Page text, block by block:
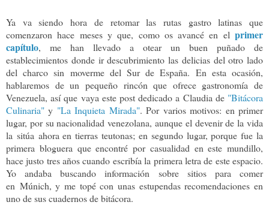
Ya va siendo hora de retomar las rutas gastro latinas que
comenzaron hace meses y que, como os avancé en el primer
capítulo, me han llevado a otear un buen puñado de
establecimientos donde ir descubrimiento las delicias del otro lado
del charco sin moverme del Sur de España. En esta ocasión,
hablaremos de un pequeño rincón que ofrece gastronomía de
Venezuela, así que vaya este post dedicado a Claudia de "Bitácora
Culinaria" y "La Inquieta Mirada". Por varios motivos: en primer
lugar, por su nacionalidad venezolana, aunque el devenir de la vida
la sitúa ahora en tierras teutonas; en segundo lugar, porque fue la
primera bloguera que encontré por casualidad en este mundillo,
hace justo tres años cuando escribía la primera letra de este espacio.
Yo andaba buscando información sobre sitios para comer
en Múnich, y me topé con unas estupendas recomendaciones en
uno de sus cuadernos de bitácora.